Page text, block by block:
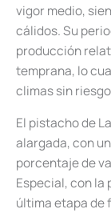
vigor medio,
cálidos. Su
producción
temprana, lo
climas sin
El pistacho de
alargada, con
porcentaje de
Especial, con la
última etapa de